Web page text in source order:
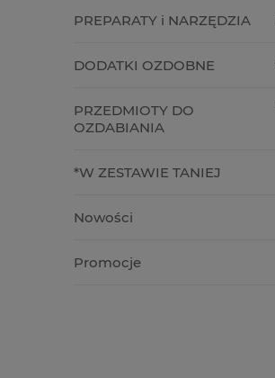
PREPARATY i NARZĘDZIA
DODATKI OZDOBNE
PRZEDMIOTY DO
OZDABIANIA
*W ZESTAWIE TANIEJ
Nowości
Promocje